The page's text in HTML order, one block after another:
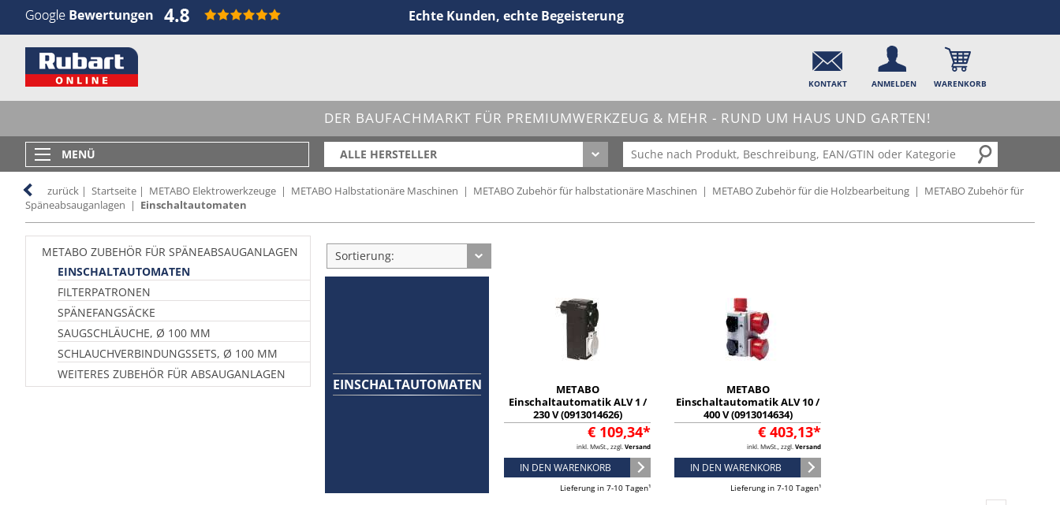
Echte Kunden, echte Begeisterung
KONTAKT ANMELDEN WARENKORB
DER BAUFACHMARKT FÜR PREMIUMWERKZEUG & MEHR - RUND UM HAUS UND GARTEN!
MENÜ ALLE HERSTELLER
zurück | Startseite | METABO Elektrowerkzeuge | METABO Halbstationäre Maschinen | METABO Zubehör für halbstationäre Maschinen | METABO Zubehör für die Holzbearbeitung | METABO Zubehör für
Späneabsauganlagen | Einschaltautomaten
METABO ZUBEHÖR FÜR SPÄNEABSAUGANLAGEN
EINSCHALTAUTOMATEN
FILTERPATRONEN
SPÄNEFANGSÄCKE
SAUGSCHLÄUCHE, Ø 100 MM
SCHLAUCHVERBINDUNGSSETS, Ø 100 MM
WEITERES ZUBEHÖR FÜR ABSAUGANLAGEN
Sortierung:
EINSCHALTAUTOMATEN
METABO
Einschaltautomatik ALV 1 /
230 V (0913014626)
€ 109,34*
inkl. MwSt., zzgl. Versand
IN DEN WARENKORB
Lieferung in 7-10 Tagen¹
METABO
Einschaltautomatik ALV 10 /
400 V (0913014634)
€ 403,13*
inkl. MwSt., zzgl. Versand
IN DEN WARENKORB
Lieferung in 7-10 Tagen¹